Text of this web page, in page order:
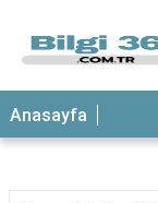
ANASAYFA
Anasayfa